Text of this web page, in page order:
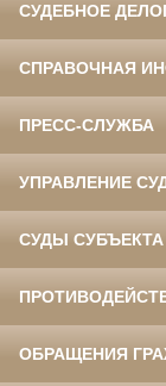
СУДЕБНОЕ
СПРАВОЧНАЯ
ПРЕСС-СЛУЖБА
УПРАВЛЕНИЕ
СУДЫ
ОБРАЩЕНИЯ